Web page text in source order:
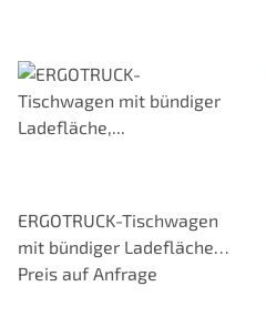
ERGOTRUCK-Tischwagen
mit bündiger Ladefläche,
Traglast 500 kg, Elastik-
Preis auf Anfrage